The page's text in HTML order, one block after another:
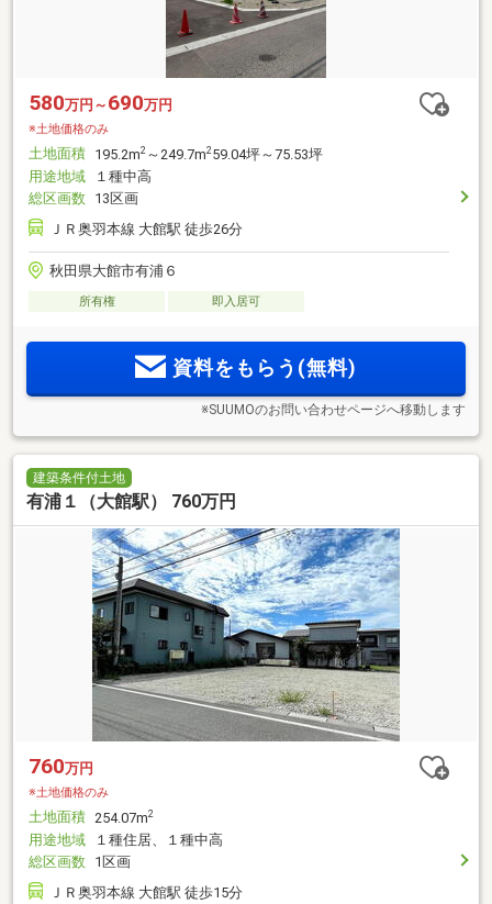
580万円～ 690万円
※土地価格のみ
土地面積 195.2m2 ～249.7m259.04坪～75.53坪
用途地域
１種中高
総区画数 13区画
ＪＲ奥羽本線 大館駅 徒歩26分
秋田県大館市有浦６
所有権 即入居可
資料をもらう(無料)
※SUUMOのお問い合わせページへ移動します
建築条件付土地
有浦１（大館駅） 760万円
760万円
※土地価格のみ
土地面積 254.07m2
用途地域
１種住居、１種中高
総区画数 1区画
ＪＲ奥羽本線 大館駅 徒歩15分